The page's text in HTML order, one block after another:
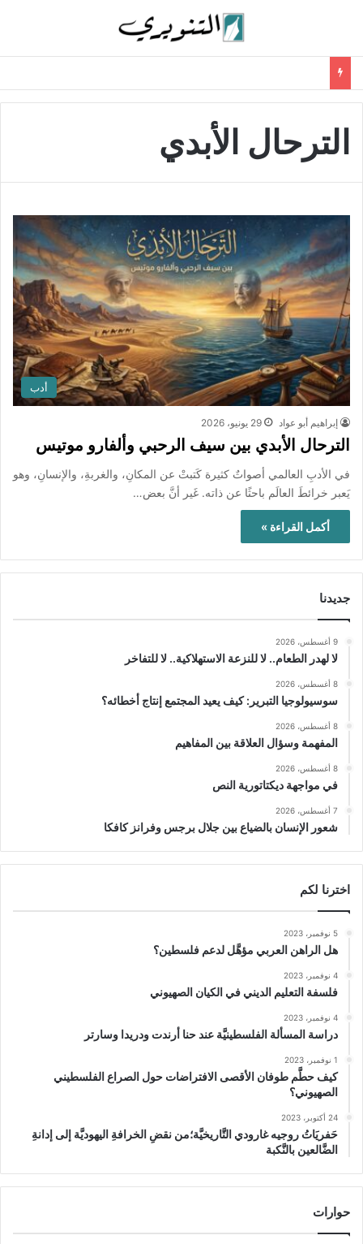
الترحال الأبدي
أدب
إبراهيم أبو عواد 29 يونيو، 2026
الترحال الأبدي بين سيف الرحبي وألفارو موتيس
في الأدبِ العالمي أصواتٌ كثيرة كَتبتْ عن المكانِ، والغربةِ، والإنسانِ، وهو
يَعبر خرائطَ العالَم باحثًا عن ذاته. غَير أنَّ بعض…
أكمل القراءة »
جديدنا
9 أغسطس، 2026
لا لهدر الطعام.. لا للنزعة الاستهلاكية.. لا للتفاخر
8 أغسطس، 2026
سوسيولوجيا التبرير: كيف يعيد المجتمع إنتاج أخطائه؟
8 أغسطس، 2026
المفهمة وسؤال العلاقة بين المفاهيم
8 أغسطس، 2026
في مواجهة ديكتاتورية النص
7 أغسطس، 2026
شعور الإنسان بالضياع بين جلال برجس وفرانز كافكا
اخترنا لكم
5 نوفمبر، 2023
هل الراهن العربي مؤهَّل لدعم فلسطين؟
4 نوفمبر، 2023
فلسفة التعليم الديني في الكيان الصهيوني
4 نوفمبر، 2023
دراسة المسألة الفلسطينيَّة عند حنا أرندت ودريدا وسارتر
1 نوفمبر، 2023
كيف حطَّم طوفان الأقصى الافتراضات حول الصراع الفلسطيني
الصهيوني؟
24 أكتوبر، 2023
حَفريَاتُ روجيه غارودي التَّاريخيَّة؛من نقضِ الخرافةِ اليهوديَّة إلى إدانةِ
الضَّالعين بالنَّكبة
حوارات